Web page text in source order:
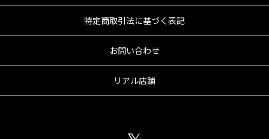
特定商取引法に基づく表記
お問い合わせ
リアル店舗